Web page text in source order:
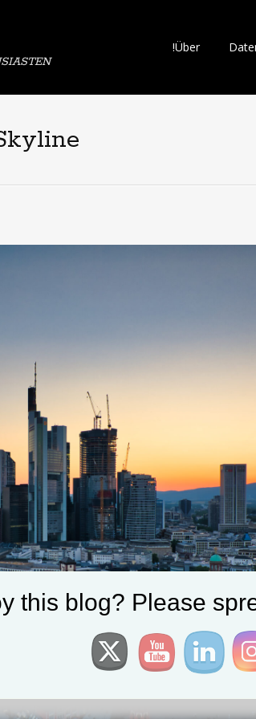
Skip
!Über
this blog? Please